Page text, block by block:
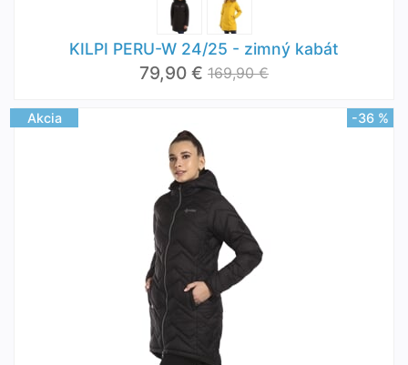
KILPI PERU-W 24/25 - zimný kabát
79,90 € 169,90 €
Akcia -36 %